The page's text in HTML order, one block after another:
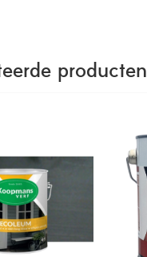
producten